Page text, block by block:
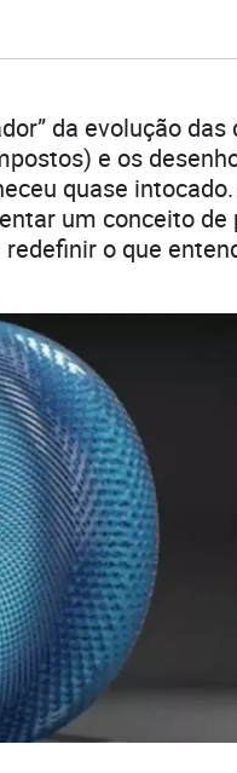
da evolução das
e os
quase
um conceito de
o que